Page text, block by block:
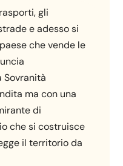
gli
e adesso si
che vende le
ma con una
di
che si costruisce
il territorio da